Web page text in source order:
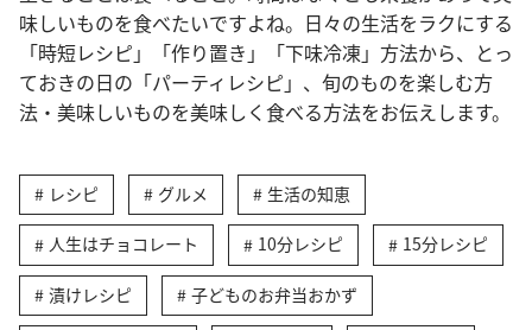
味しいものを食べたいですよね。日々の生活をラクにする
「時短レシピ」「作り置き」「下味冷凍」方法から、とっ
ておきの日の「パーティレシピ」、旬のものを楽しむ方
法・美味しいものを美味しく食べる方法をお伝えします。
レシピ グルメ 生活の知恵
人生はチョコレート 10分レシピ 15分レシピ
漬けレシピ 子どものお弁当おかず